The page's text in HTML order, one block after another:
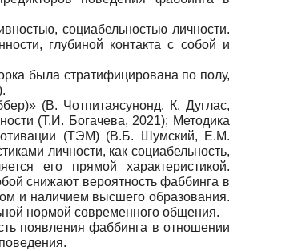
социабельностью личности.
глубиной контакта с собой и
была стратифицирована по полу,
(В. Чотпитаясунонд, К. Дуглас,
(Т.И. Богачева, 2021); Методика
(ТЭМ) (В.Б. Шумский, Е.М.
личности, как социабельность,
его прямой характеристикой.
снижают вероятность фаббинга в
и наличием высшего образования.
нормой современного общения.
появления фаббинга в отношении